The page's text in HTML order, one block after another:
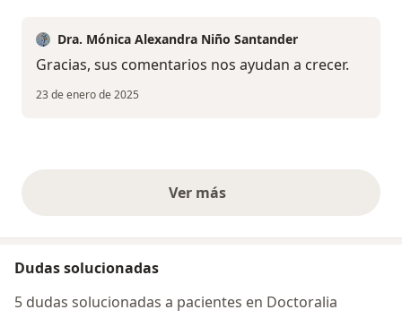
Dra. Mónica Alexandra Niño Santander
Gracias, sus comentarios nos ayudan a crecer.
23 de enero de 2025
Ver másopiniones anteriores
Dudas solucionadas
5 dudas solucionadas a pacientes en Doctoralia